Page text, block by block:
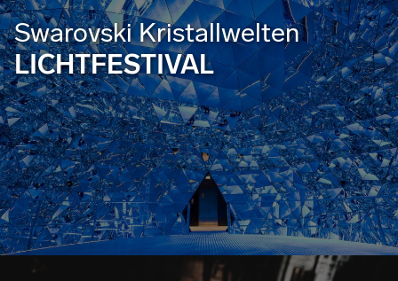
Swarovski Kristallwelten
LICHTFESTIVAL